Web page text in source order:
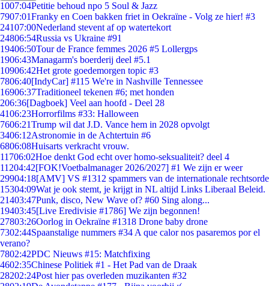
1007:04Petitie behoud npo 5 Soul & Jazz
7907:01Franky en Coen bakken friet in Oekraïne - Volg ze hier! #3
24107:00Nederland stevent af op watertekort
24806:54Russia vs Ukraine #91
19406:50Tour de France femmes 2026 #5 Lollergps
1906:43Managarm's boerderij deel #5.1
10906:42Het grote goedemorgen topic #3
7806:40[IndyCar] #115 We're in Nashville Tennessee
16906:37Traditioneel tekenen #6; met honden
206:36[Dagboek] Veel aan hoofd - Deel 28
4106:23Horrorfilms #33: Halloween
7606:21Trump wil dat J.D. Vance hem in 2028 opvolgt
3406:12Astronomie in de Achtertuin #6
6806:08Huisarts verkracht vrouw.
11706:02Hoe denkt God echt over homo-seksualiteit? deel 4
11204:42[FOK!Voetbalmanager 2026/2027] #1 We zijn er weer
29904:18[AMV] VS #1312 spammers van de internationale rechtsorde
15304:09Wat je ook stemt, je krijgt in NL altijd Links Liberaal Beleid.
21403:47Punk, disco, New Wave of? #60 Sing along...
19403:45[Live Eredivisie #1786] We zijn begonnen!
27803:26Oorlog in Oekraïne #1318 Drone baby drone
7302:44Spaanstalige nummers #34 A que calor nos pasaremos por el
verano?
7802:42PDC Nieuws #15: Matchfixing
4602:35Chinese Politiek #1 - Het Pad van de Draak
28202:24Post hier pas overleden muzikanten #32